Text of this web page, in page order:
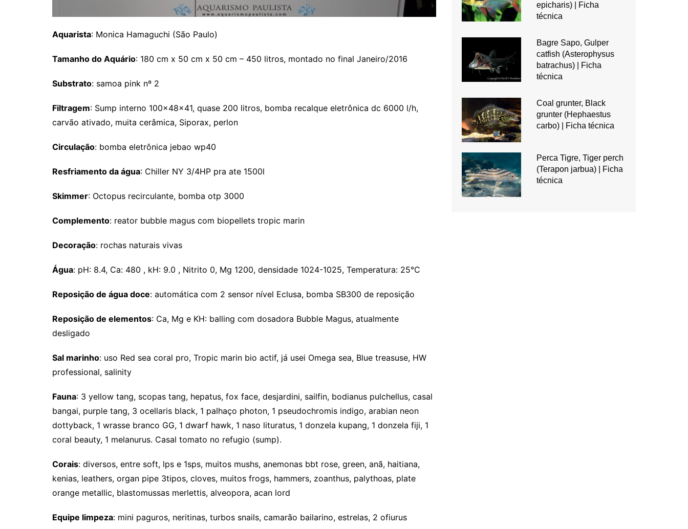
Aquarista: Monica Hamaguchi (São Paulo)
Tamanho do Aquário: 180 cm x 50 cm x 50 cm – 450 litros, montado no final Janeiro/2016
Substrato: samoa pink nº 2
Filtragem: Sump interno 100x48x41, quase 200 litros, bomba recalque eletrônica dc 6000 l/h,
carvão ativado, muita cerâmica, Siporax, perlon
Circulação: bomba eletrônica jebao wp40
Resfriamento da água: Chiller NY 3/4HP pra ate 1500l
Skimmer: Octopus recirculante, bomba otp 3000
Complemento: reator bubble magus com biopellets tropic marin
Decoração: rochas naturais vivas
Água: pH: 8.4, Ca: 480 , kH: 9.0 , Nitrito 0, Mg 1200, densidade 1024-1025, Temperatura: 25°C
Reposição de água doce: automática com 2 sensor nível Eclusa, bomba SB300 de reposição
Reposição de elementos: Ca, Mg e KH: balling com dosadora Bubble Magus, atualmente
desligado
Sal marinho: uso Red sea coral pro, Tropic marin bio actif, já usei Omega sea, Blue treasuse, HW
professional, salinity
Fauna: 3 yellow tang, scopas tang, hepatus, fox face, desjardini, sailfin, bodianus pulchellus, casal
bangai, purple tang, 3 ocellaris black, 1 palhaço photon, 1 pseudochromis indigo, arabian neon
dottyback, 1 wrasse branco GG, 1 dwarf hawk, 1 naso lituratus, 1 donzela kupang, 1 donzela fiji, 1
coral beauty, 1 melanurus. Casal tomato no refugio (sump).
Corais: diversos, entre soft, lps e 1sps, muitos mushs, anemonas bbt rose, green, anã, haitiana,
kenias, leathers, organ pipe 3tipos, cloves, muitos frogs, hammers, zoanthus, palythoas, plate
orange metallic, blastomussas merlettis, alveopora, acan lord
Equipe limpeza: mini paguros, neritinas, turbos snails, camarão bailarino, estrelas, 2 ofiurus
epicharis) | Ficha
técnica
Bagre Sapo, Gulper
catfish (Asterophysus
batrachus) | Ficha
técnica
Coal grunter, Black
grunter (Hephaestus
carbo) | Ficha técnica
Perca Tigre, Tiger perch
(Terapon jarbua) | Ficha
técnica